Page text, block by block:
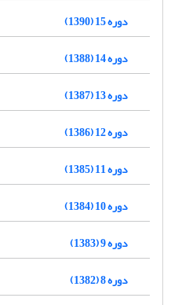
دوره 15 (1390)
دوره 14 (1388)
دوره 13 (1387)
دوره 12 (1386)
دوره 11 (1385)
دوره 10 (1384)
دوره 9 (1383)
دوره 8 (1382)